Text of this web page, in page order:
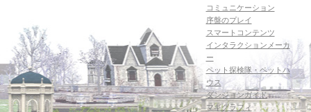
コミュニケーション
序盤のプレイ
スマートコンテンツ
インタラクションメーカ
ー
ペット探検隊・ペットハ
ウス
ダンジョンガイド
マギグラフィ